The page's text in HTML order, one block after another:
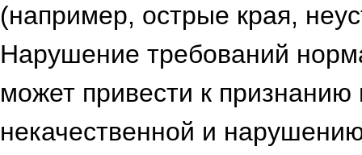
(например, острые края,
Нарушение требований
может привести к признанию
некачественной и